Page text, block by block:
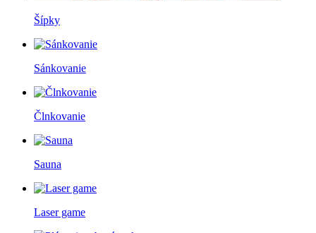
Šípky
Sánkovanie
Člnkovanie
Sauna
Laser game